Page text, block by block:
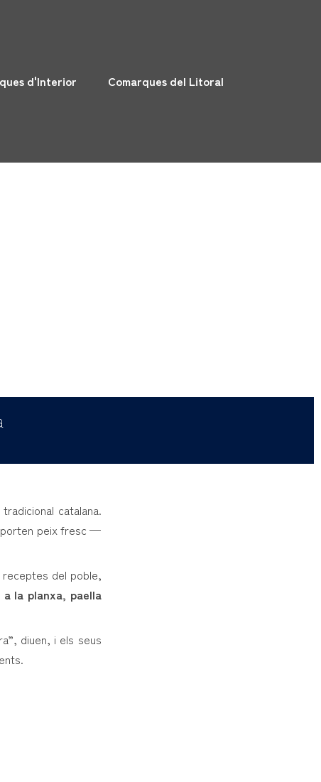
d'Interior Comarques del Litoral
catalana.
porten peix fresc —
receptes del poble,
a la planxa, paella
diuen, i els seus